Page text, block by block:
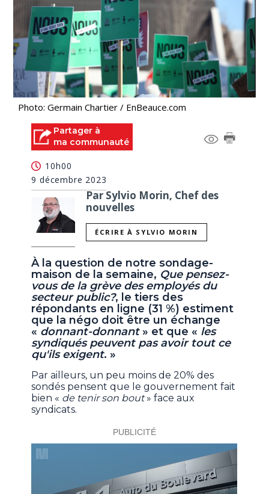
Photo: Germain Chartier / EnBeauce.com
Partager à
ma communauté
10h00
9 décembre 2023
Par Sylvio Morin, Chef des
nouvelles
ÉCRIRE À SYLVIO MORIN
À la question de notre sondage-
maison de la semaine, Que pensez-
vous de la grève des employés du
secteur public?, le tiers des
répondants en ligne (31 %) estiment
que la négo doit être un échange
« donnant-donnant» et que « les
syndiqués peuvent pas avoir tout ce
qu'ils exigent. »
Par ailleurs, un peu moins de 20% des
sondés pensent que le gouvernement fait
bien « de tenir son bout» face aux
syndicats.